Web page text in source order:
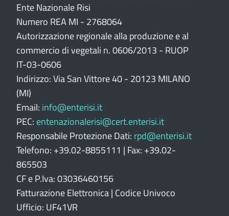
Ente Nazionale Risi
Numero REA MI - 2768064
Autorizzazione regionale alla produzione e al
commercio di vegetali n. 0606/2013 - RUOP
IT-03-0606
Indirizzo: Via San Vittore 40 - 20123 MILANO
(MI)
Email: info@enterisi.it
PEC: entenazionalerisi@cert.enterisi.it
Responsabile Protezione Dati: rpd@enterisi.it
Telefono: +39.02-8855111 | Fax: +39.02-
865503
CF e P.Iva: 03036460156
Fatturazione Elettronica | Codice Univoco
Ufficio: UF41VR